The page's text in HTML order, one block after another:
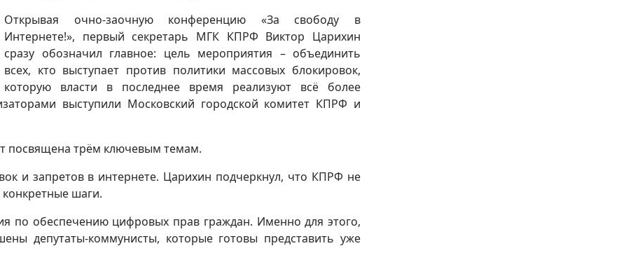
Открывая очно-заочную конференцию «За свободу в
Интернете!», первый секретарь МГК КПРФ Виктор Царихин
сразу обозначил главное: цель мероприятия – объединить
всех, кто выступает против политики массовых блокировок,
которую власти в последнее время реализуют всё более
выступили Московский городской комитет КПРФ и
посвящена трём ключевым темам.
и запретов в интернете. Царихин подчеркнул, что КПРФ не
конкретные шаги.
по обеспечению цифровых прав граждан. Именно для этого,
депутаты-коммунисты, которые готовы представить уже